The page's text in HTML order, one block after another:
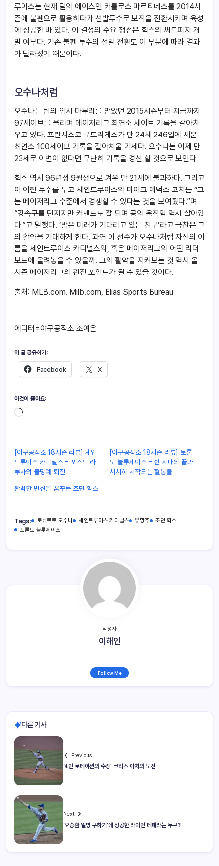
루이스는 현재 팀의 에이스인 카를로스 마르티네스를 2014시
즌에 불펜으로 활용하다가 선발투수로 보직을 전환시키며 육성
에 성공한 바 있다. 이 결정의 주요 쟁점은 힉스의 써드피치 개
발 여부다. 기존 불펜 투수의 선발 전환도 이 부분에 따라 결과
가 달라졌기 때문이다.
오수나처럼
오수나는 팀의 임시 마무리를 맡았던 2015시즌부터 지금까지
97세이브를 올리며 메이저리그 최연소 세이브 기록을 갈아치
우고 있다. 프란시스코 로드리게스가 만 24세 246일에 세운
최연소 100세이브 기록을 갈아치울 기세다. 오수나는 이제 만
23세로 이변이 없다면 무난히 기록을 경신 할 것으로 보인다.
힉스 역시 96년생 9월생으로 겨우 만 21세에 불과하다. 그리고
이 어린 투수를 두고 세인트루이스의 마이크 매덕스 코치는 “그
는 메이저리그 수준에서 경쟁할 수 있다는 것을 보여줬다.”며
“강속구를 던지지만 커맨드도 잘 되며 공의 움직임 역시 살아있
다.”고 말했다. ‘밝은 미래가 기다리고 있는 친구’라고 극찬은 그
의 활약을 기대하게 한다. 과연 이 선수가 오수나처럼 자신의 이
름을 세인트루이스 카디널스의, 혹은 메이저리그의 어떤 리더
보드에 올려놓을 수 있을까. 그의 활약을 지켜보는 것 역시 올
시즌 메이저리그의 관전 포인트가 될 수 있을 것이다.
출처: MLB.com, Milb.com, Elias Sports Bureau
에디터=야구공작소 조예은
이 글 공유하기:
Facebook X
이것이 좋아요:
[야구공작소 18시즌 리뷰] 세인
트루이스 카디널스 – 포스트 라
루사의 불명예 퇴진
[야구공작소 18시즌 리뷰] 토론
토 블루제이스 – 한 시대의 끝과
서서히 시작되는 혈통볼
완벽한 변신을 꿈꾸는 조던 힉스
Tags: 로베르토 오수나 세인트루이스 카디널스 유망주
조던 힉스
토론토 블루제이스
작성자
이해인
Follow Me
다른 기사
Previous
‘4인 로테이션의 수장’ 크리스 아처의 도전
Next
‘오승환 일병 구하기’에 성공한 라이언 테페라는 누구?